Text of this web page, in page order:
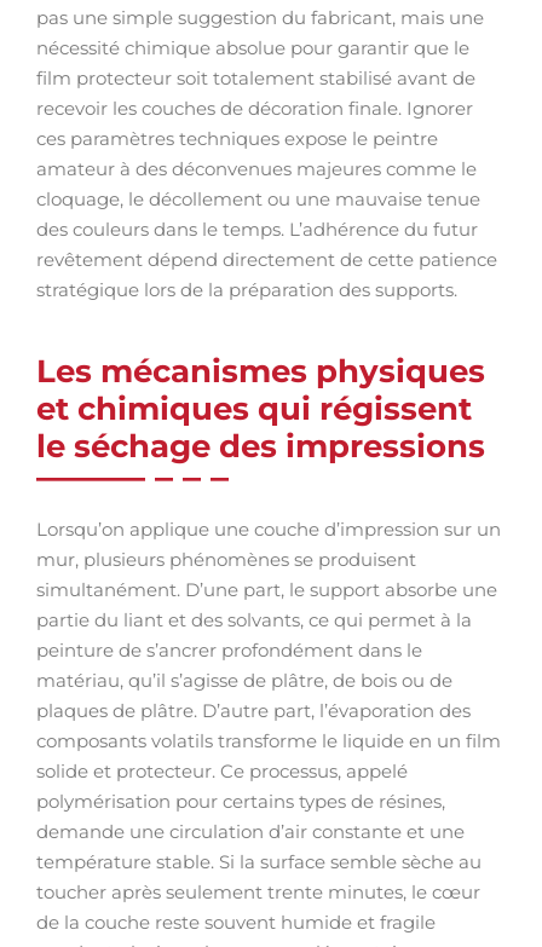
pas une simple suggestion du fabricant, mais une
nécessité chimique absolue pour garantir que le
film protecteur soit totalement stabilisé avant de
recevoir les couches de décoration finale. Ignorer
ces paramètres techniques expose le peintre
amateur à des déconvenues majeures comme le
cloquage, le décollement ou une mauvaise tenue
des couleurs dans le temps. L’adhérence du futur
revêtement dépend directement de cette patience
stratégique lors de la préparation des supports.
Les mécanismes physiques
et chimiques qui régissent
le séchage des impressions
Lorsqu’on applique une couche d’impression sur un
mur, plusieurs phénomènes se produisent
simultanément. D’une part, le support absorbe une
partie du liant et des solvants, ce qui permet à la
peinture de s’ancrer profondément dans le
matériau, qu’il s’agisse de plâtre, de bois ou de
plaques de plâtre. D’autre part, l’évaporation des
composants volatils transforme le liquide en un film
solide et protecteur. Ce processus, appelé
polymérisation pour certains types de résines,
demande une circulation d’air constante et une
température stable. Si la surface semble sèche au
toucher après seulement trente minutes, le cœur
de la couche reste souvent humide et fragile